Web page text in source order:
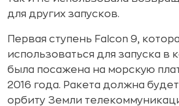
для других запусков.
Первая ступень Falcon 9,
использоваться для запуска в
была посажена на морскую
2016 года. Ракета должна
орбиту Земли